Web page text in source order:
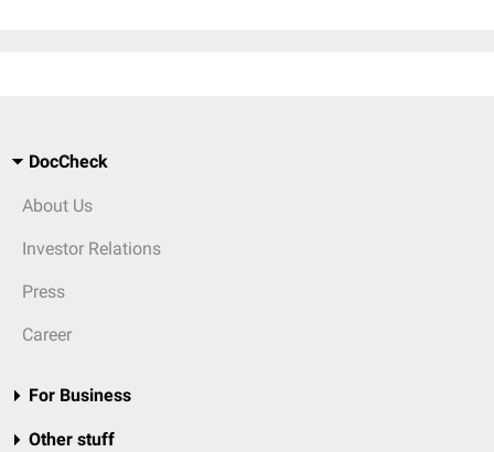
DocCheck
About Us
Investor Relations
Press
Career
For Business
Other stuff